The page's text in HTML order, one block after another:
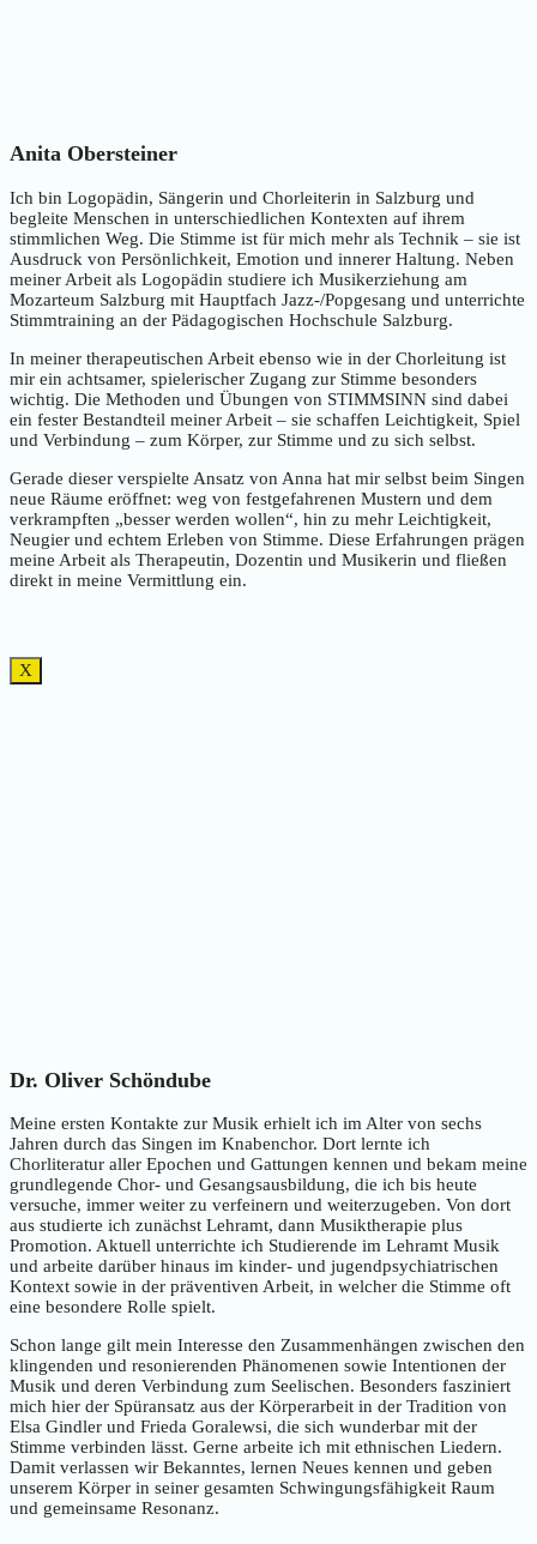
Anita Obersteiner
Ich bin Logopädin, Sängerin und Chorleiterin in Salzburg und
begleite Menschen in unterschiedlichen Kontexten auf ihrem
stimmlichen Weg. Die Stimme ist für mich mehr als Technik – sie ist
Ausdruck von Persönlichkeit, Emotion und innerer Haltung. Neben
meiner Arbeit als Logopädin studiere ich Musikerziehung am
Mozarteum Salzburg mit Hauptfach Jazz-/Popgesang und unterrichte
Stimmtraining an der Pädagogischen Hochschule Salzburg.
In meiner therapeutischen Arbeit ebenso wie in der Chorleitung ist
mir ein achtsamer, spielerischer Zugang zur Stimme besonders
wichtig. Die Methoden und Übungen von STIMMSINN sind dabei
ein fester Bestandteil meiner Arbeit – sie schaffen Leichtigkeit, Spiel
und Verbindung – zum Körper, zur Stimme und zu sich selbst.
Gerade dieser verspielte Ansatz von Anna hat mir selbst beim Singen
neue Räume eröffnet: weg von festgefahrenen Mustern und dem
verkrampften „besser werden wollen“, hin zu mehr Leichtigkeit,
Neugier und echtem Erleben von Stimme. Diese Erfahrungen prägen
meine Arbeit als Therapeutin, Dozentin und Musikerin und fließen
direkt in meine Vermittlung ein.
X
Dr. Oliver Schöndube
Meine ersten Kontakte zur Musik erhielt ich im Alter von sechs
Jahren durch das Singen im Knabenchor. Dort lernte ich
Chorliteratur aller Epochen und Gattungen kennen und bekam meine
grundlegende Chor- und Gesangsausbildung, die ich bis heute
versuche, immer weiter zu verfeinern und weiterzugeben. Von dort
aus studierte ich zunächst Lehramt, dann Musiktherapie plus
Promotion. Aktuell unterrichte ich Studierende im Lehramt Musik
und arbeite darüber hinaus im kinder- und jugendpsychiatrischen
Kontext sowie in der präventiven Arbeit, in welcher die Stimme oft
eine besondere Rolle spielt.
Schon lange gilt mein Interesse den Zusammenhängen zwischen den
klingenden und resonierenden Phänomenen sowie Intentionen der
Musik und deren Verbindung zum Seelischen. Besonders fasziniert
mich hier der Spüransatz aus der Körperarbeit in der Tradition von
Elsa Gindler und Frieda Goralewsi, die sich wunderbar mit der
Stimme verbinden lässt. Gerne arbeite ich mit ethnischen Liedern.
Damit verlassen wir Bekanntes, lernen Neues kennen und geben
unserem Körper in seiner gesamten Schwingungsfähigkeit Raum
und gemeinsame Resonanz.